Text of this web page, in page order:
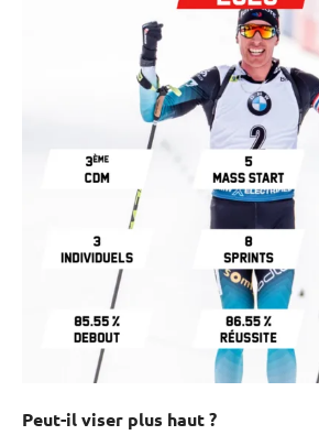
Peut-il viser plus haut ?